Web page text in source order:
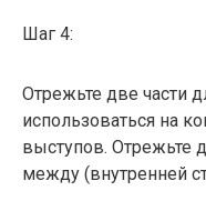
Шаг 4:
Отрежьте две части
использоваться на
выступов. Отрежьте
между (внутренней